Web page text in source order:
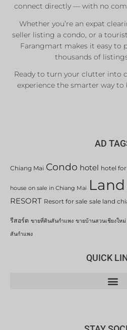
connect directly — with no
Whether you’re an expat
seller listing a condo, or a
Farangmart makes it easy to
thousands of
Ready to turn your clutter into
experience the smarter way to
AD
Chiang Mai Condo hotel hotel
house on sale in Chiang Mai Land
RESORT Resort for sale sale land
รีสอร์ต ขายที่ดินสันกำแพง ขายบ้านสวนเชียงใหม่
สันกำแพง
QUICK